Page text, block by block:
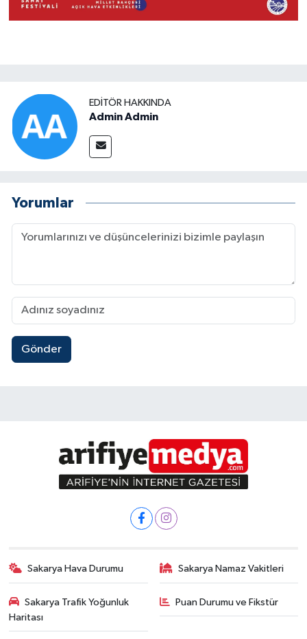
EDITÖR HAKKINDA
Admin Admin
Yorumlar
Gönder
Sakarya Hava Durumu Sakarya Namaz Vakitleri
Sakarya Trafik Yoğunluk
Haritası
Puan Durumu ve Fikstür